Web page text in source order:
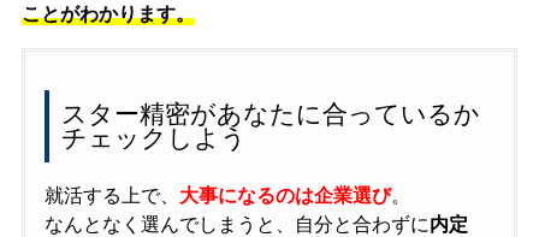
ことがわかります。
スター精密があなたに合っているか
チェックしよう
就活する上で、 大事になるのは企業選び。
なんとなく選んでしまうと、自分と合わずに内定